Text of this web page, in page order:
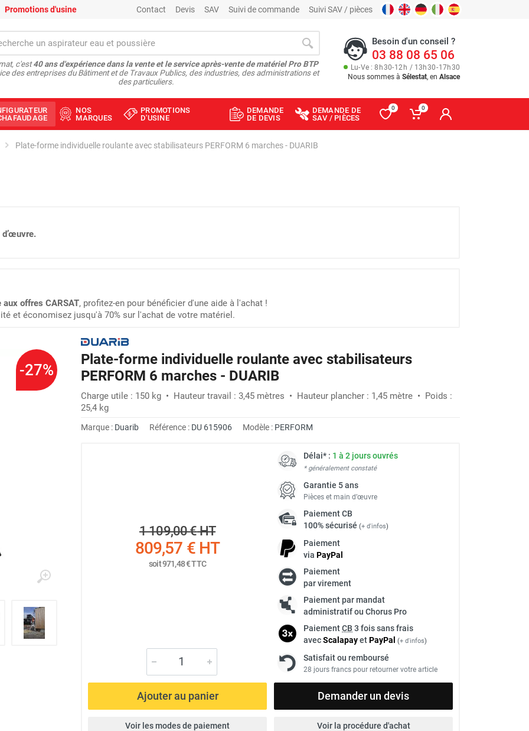
Promotions d'usine Contact Devis SAV Suivi de commande Suivi SAV / pièces
c'est40 ans d'expérience dans la vente et le service après-vente de matériel Pro BTP
des entreprises du Bâtiment et de Travaux Publics, des industries, des administrations et
des particuliers.
Besoin d'un conseil ?
03 88 08 65 06
Lu-Ve : 8h30-12h / 13h30-17h30
Nous sommes à Sélestat, en Alsace
NOS
MARQUES
PROMOTIONS
D'USINE
DEMANDE
DE DEVIS
DEMANDE DE
SAV / PIÈCES
0 0
Plate-forme individuelle roulante avec stabilisateurs PERFORM 6 marches - DUARIB
offres CARSAT, profitez-en pour bénéficier d'une aide à l'achat !
et économisez jusqu'à 70% sur l'achat de votre matériel.
-27% -27%
Plate-forme individuelle roulante avec stabilisateurs
PERFORM 6 marches - DUARIB
Charge utile : 150 kg • Hauteur travail : 3,45 mètres • Hauteur plancher : 1,45 mètre • Poids :
25,4 kg
Marque : Duarib Référence : DU 615906 Modèle : PERFORM
1 109,00 €HT
809,57 €HT
soit971,48 €TTC
Délai* : 1 à 2 jours ouvrés
* généralement constaté
Garantie 5 ans
Pièces et main d’œuvre
PaiementCB
100% sécurisé (+ d'infos)
Paiement
via PayPal
Paiement
par virement
Paiement par mandat
administratif ou Chorus Pro
PaiementCB 3 fois sans frais
avecScalapayetPayPal (+ d'infos)
Satisfait ou remboursé
28 jours francs pour retourner votre article
Ajouter au panier Demander un devis
Voir les modes de paiement Voir la procédure d'achat